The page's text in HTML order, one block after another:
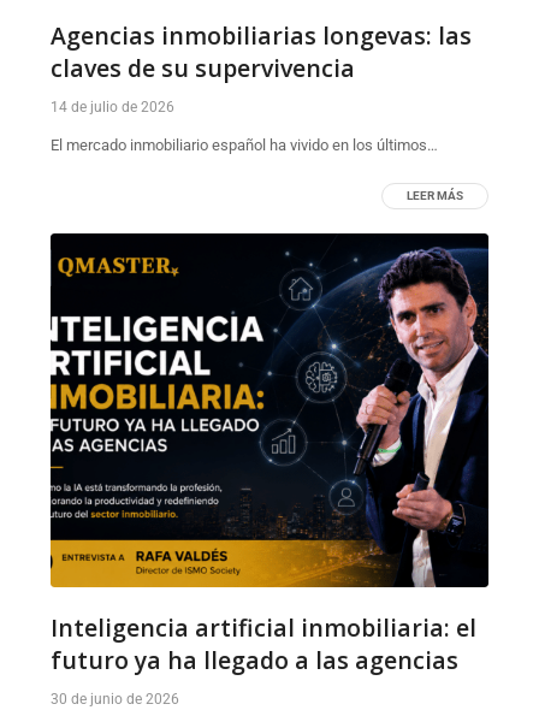
Agencias inmobiliarias longevas: las
claves de su supervivencia
14 de julio de 2026
El mercado inmobiliario español ha vivido en los últimos…
LEER MÁS
Inteligencia artificial inmobiliaria: el
futuro ya ha llegado a las agencias
30 de junio de 2026